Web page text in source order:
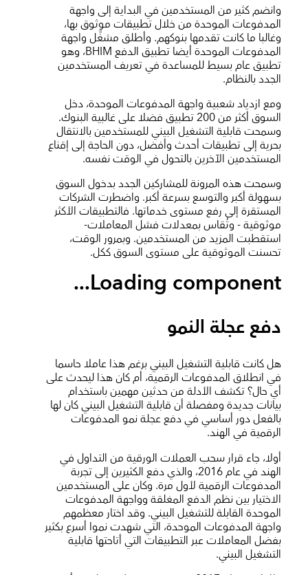
وانضم كثير من المستخدمين في البداية إلى واجهة
المدفوعات الموحدة من خلال تطبيقات موثوق بها،
وغالبا ما كانت تقدمها بنوكهم. وأطلق مشغِّل واجهة
المدفوعات الموحدة أيضا تطبيق الدفعBHIM، وهو
تطبيق عام بسيط للمساعدة في تعريف المستخدمين
الجدد بالنظام.
ومع ازدياد شعبية واجهة المدفوعات الموحدة، دخل
السوق أكثر من 200 تطبيق فضلا على غالبية البنوك.
وسمحت قابلية التشغيل البيني للمستخدمين بالانتقال
بحرية إلى تطبيقات أحدث وأفضل، دون الحاجة إلى إقناع
المستخدمين الآخرين بالتحول في الوقت نفسه.
وسمحت هذه المرونة للمشاركين الجدد بدخول السوق
بسهولة أكبر والتوسع بسرعة أكبر. واضطرت الشركات
المستقرة إلى رفع مستوى خدماتها. فالتطبيقات الأكثر
موثوقية - وتُقاس بمعدلات فشل المعاملات-
استقطبت المزيد من المستخدمين. وبمرور الوقت،
تحسنت الموثوقية على مستوى السوق ككل.
Loading component...
دفع عجلة النمو
هل كانت قابلية التشغيل البيني برغم هذا عاملا حاسما
في انطلاق المدفوعات الرقمية، أم كان هذا ليحدث على
أي حال؟ تكشف الأدلة من حدثين مهمين باستخدام
بيانات جديدة ومفصلة أن قابلية التشغيل البيني كان لها
بالفعل دور أساسي في دفع عجلة نمو المدفوعات
الرقمية في الهند.
أولا، جاء قرار سحب العملات الورقية من التداول في
الهند في عام 2016، والذي دفع الكثيرين إلى تجربة
المدفوعات الرقمية لأول مرة. وكان على المستخدمين
الاختيار بين نظم الدفع المغلقة وواجهة المدفوعات
الموحدة القابلة للتشغيل البيني. وقد اختار معظمهم
واجهة المدفوعات الموحدة، التي شهدت نموا أسرع بكثير
بفضل المعاملات عبر التطبيقات التي أتاحتها قابلية
التشغيل البيني.